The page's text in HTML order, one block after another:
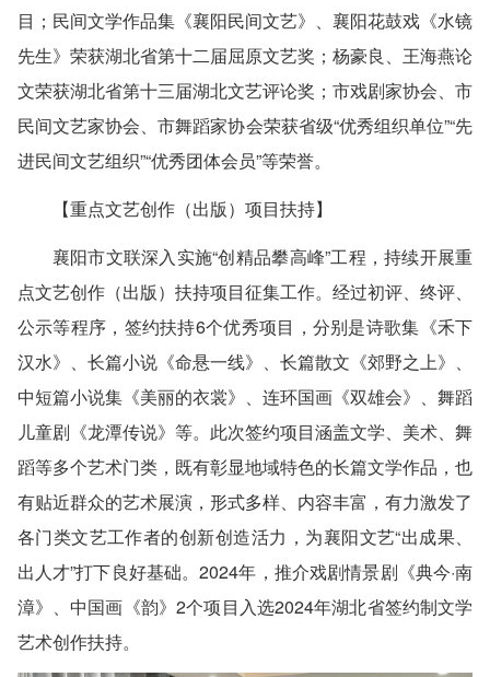
目；民间文学作品集《襄阳民间文艺》、襄阳花鼓戏《水镜
先生》荣获湖北省第十二届屈原文艺奖；杨豪良、王海燕论
文荣获湖北省第十三届湖北文艺评论奖；市戏剧家协会、市
民间文艺家协会、市舞蹈家协会荣获省级“优秀组织单位”“先
进民间文艺组织”“优秀团体会员”等荣誉。
【重点文艺创作（出版）项目扶持】
襄阳市文联深入实施“创精品攀高峰”工程，持续开展重
点文艺创作（出版）扶持项目征集工作。经过初评、终评、
公示等程序，签约扶持6个优秀项目，分别是诗歌集《禾下
汉水》、长篇小说《命悬一线》、长篇散文《郊野之上》、
中短篇小说集《美丽的衣裳》、连环国画《双雄会》、舞蹈
儿童剧《龙潭传说》等。此次签约项目涵盖文学、美术、舞
蹈等多个艺术门类，既有彰显地域特色的长篇文学作品，也
有贴近群众的艺术展演，形式多样、内容丰富，有力激发了
各门类文艺工作者的创新创造活力，为襄阳文艺“出成果、
出人才”打下良好基础。2024年，推介戏剧情景剧《典今·南
漳》、中国画《韵》2个项目入选2024年湖北省签约制文学
艺术创作扶持。